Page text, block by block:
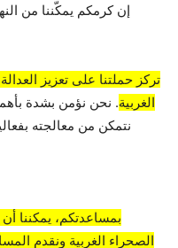
إن كرمكم يمكّننا من
تركز حملتنا على تعزيز
الغربية. نحن نؤمن بشدة
نتمكن من معالجته
بمساعدتكم، يمكننا
الصحراء الغربية ونقدم